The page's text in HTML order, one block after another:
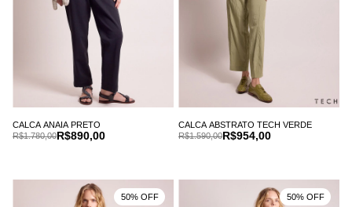
CALCA ANAIA PRETO
R$890,00
R$1.780,00
CALCA ABSTRATO TECH VERDE
R$954,00
R$1.590,00
50% OFF 50% OFF